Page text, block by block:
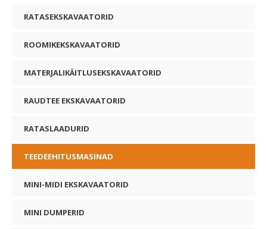
RATASEKSKAVAATORID
ROOMIKEKSKAVAATORID
MATERJALIKÄITLUSEKSKAVAATORID
RAUDTEE EKSKAVAATORID
RATASLAADURID
TEEDEEHITUSMASINAD
MINI-MIDI EKSKAVAATORID
MINI DUMPERID